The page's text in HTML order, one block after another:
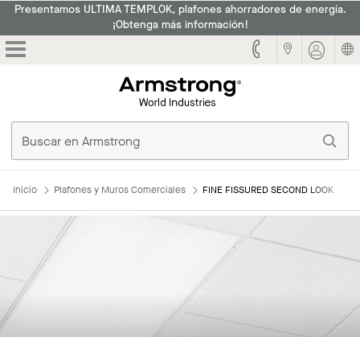
Presentamos ULTIMA TEMPLOK, plafones ahorradores de energía.
¡Obtenga más información!
Inicio Plafones y Muros Comerciales FINE FISSURED SECOND LOOK